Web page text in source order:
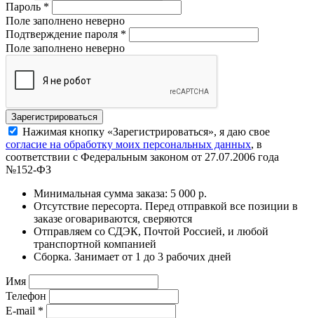
Пароль *
Поле заполнено неверно
Подтверждение пароля *
Поле заполнено неверно
Нажимая кнопку «Зарегистрироваться», я даю свое
согласие на обработку моих персональных данных, в
соответствии с Федеральным законом от 27.07.2006 года
№152-ФЗ
Минимальная сумма заказа: 5 000 р.
Отсутствие пересорта. Перед отправкой все позиции в
заказе оговариваются, сверяются
Отправляем со СДЭК, Почтой Россией, и любой
транспортной компанией
Сборка. Занимает от 1 до 3 рабочих дней
Имя
Телефон
E-mail *